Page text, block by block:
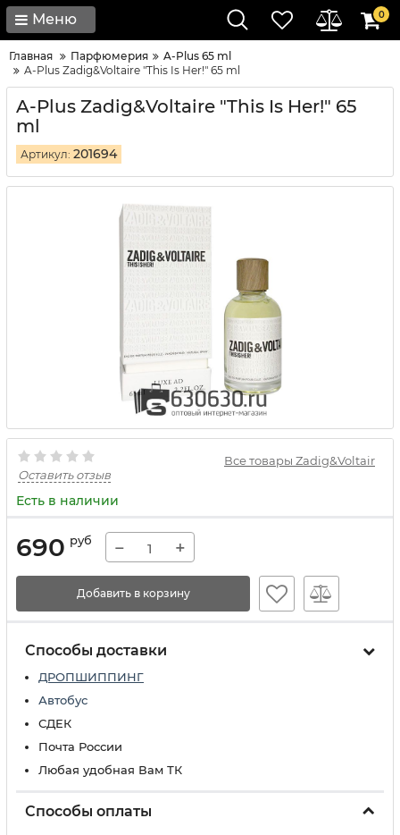
Меню 0
Главная Парфюмерия
A-Plus 65 ml
A-Plus Zadig&Voltaire "This Is Her!" 65 ml
A-Plus Zadig&Voltaire "This Is Her!" 65
ml
Артикул: 201694
Все товары Zadig&Voltair
Оставить отзыв
Есть в наличии
690 руб − +
Добавить в корзину
Способы доставки
ДРОПШИППИНГ
Автобус
СДЕК
Почта России
Любая удобная Вам ТК
Способы оплаты